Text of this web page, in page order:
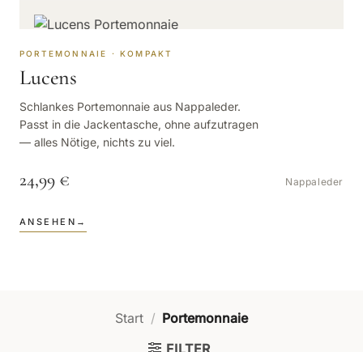
PORTEMONNAIE · KOMPAKT
Lucens
Schlankes Portemonnaie aus Nappaleder.
Passt in die Jackentasche, ohne aufzutragen
— alles Nötige, nichts zu viel.
24,99 € Nappaleder
ANSEHEN →
Start / Portemonnaie
FILTER